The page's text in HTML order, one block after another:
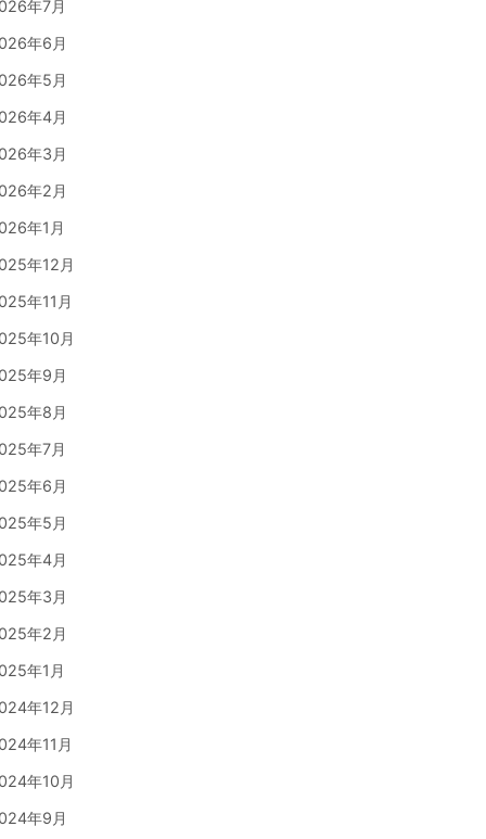
年7月
年6月
年5月
年4月
年3月
年2月
年1月
年12月
年11月
年10月
年9月
年8月
年7月
年6月
年5月
年4月
年3月
年2月
年1月
年12月
年11月
年10月
年9月